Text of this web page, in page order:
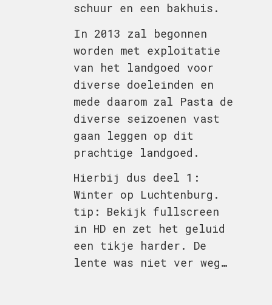
schuur en een bakhuis.
In 2013 zal begonnen
worden met exploitatie
van het landgoed voor
diverse doeleinden en
mede daarom zal Pasta de
diverse seizoenen vast
gaan leggen op dit
prachtige landgoed.
Hierbij dus deel 1:
Winter op Luchtenburg.
tip: Bekijk fullscreen
in HD en zet het geluid
een tikje harder. De
lente was niet ver weg…